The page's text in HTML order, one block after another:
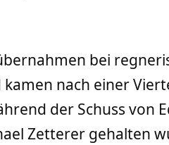
bei
nach einer
der Schuss von
Zetterer gehalten